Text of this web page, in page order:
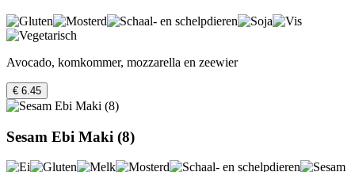
Avocado, komkommer, mozzarella en zeewier
€ 6.45
Sesam Ebi Maki (8)